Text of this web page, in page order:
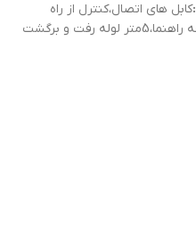
کابل های اتصال،کنترل از راه
رفت و برگشت